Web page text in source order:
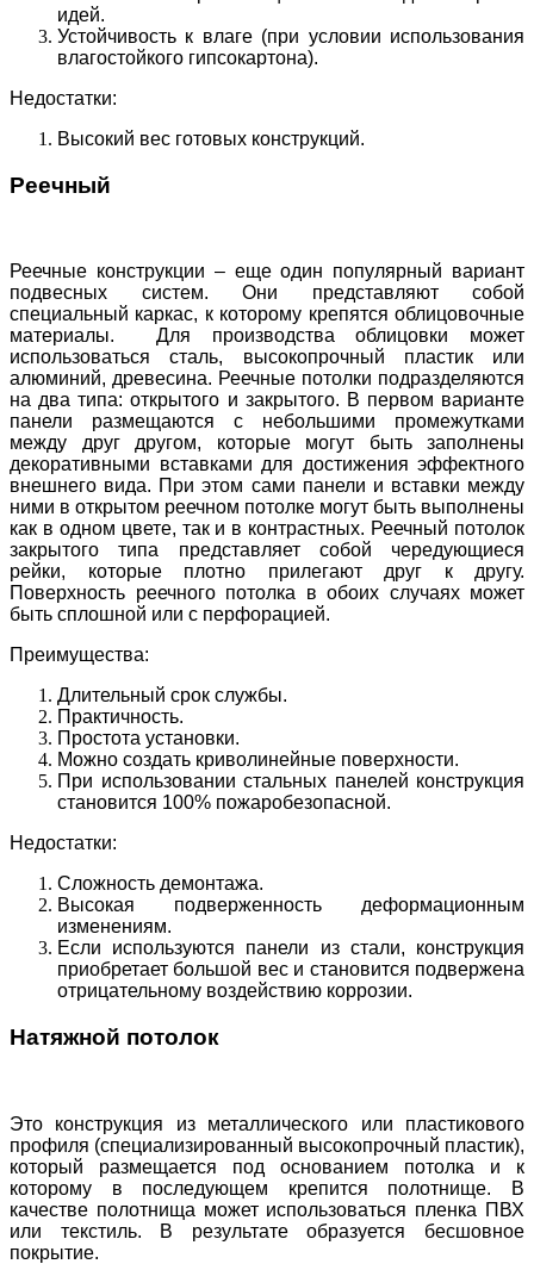
идей.
Устойчивость к влаге (при условии использования
влагостойкого гипсокартона).
Недостатки:
Высокий вес готовых конструкций.
Реечный
Реечные конструкции – еще один популярный вариант
подвесных систем. Они представляют собой
специальный каркас, к которому крепятся облицовочные
материалы. Для производства облицовки может
использоваться сталь, высокопрочный пластик или
алюминий, древесина. Реечные потолки подразделяются
на два типа: открытого и закрытого. В первом варианте
панели размещаются с небольшими промежутками
между друг другом, которые могут быть заполнены
декоративными вставками для достижения эффектного
внешнего вида. При этом сами панели и вставки между
ними в открытом реечном потолке могут быть выполнены
как в одном цвете, так и в контрастных. Реечный потолок
закрытого типа представляет собой чередующиеся
рейки, которые плотно прилегают друг к другу.
Поверхность реечного потолка в обоих случаях может
быть сплошной или с перфорацией.
Преимущества:
Длительный срок службы.
Практичность.
Простота установки.
Можно создать криволинейные поверхности.
При использовании стальных панелей конструкция
становится 100% пожаробезопасной.
Недостатки:
Сложность демонтажа.
Высокая подверженность деформационным
изменениям.
Если используются панели из стали, конструкция
приобретает большой вес и становится подвержена
отрицательному воздействию коррозии.
Натяжной потолок
Это конструкция из металлического или пластикового
профиля (специализированный высокопрочный пластик),
который размещается под основанием потолка и к
которому в последующем крепится полотнище. В
качестве полотнища может использоваться пленка ПВХ
или текстиль. В результате образуется бесшовное
покрытие.